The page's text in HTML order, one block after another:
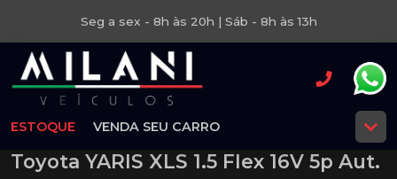
Seg a sex - 8h às 20h | Sáb - 8h às 13h
ESTOQUE VENDA SEU CARRO
Toyota YARIS XLS 1.5 Flex 16V 5p Aut.